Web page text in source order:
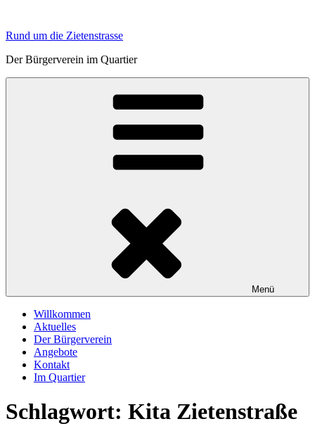
springen
Rund um die Zietenstrasse
Der Bürgerverein im Quartier
Menü
Willkommen
Aktuelles
Der Bürgerverein
Angebote
Kontakt
Im Quartier
Schlagwort: Kita Zietenstraße